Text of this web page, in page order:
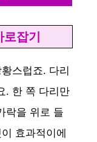
잡기
스럽죠. 다리
. 한 쪽 다리만
락을 위로 들
효과적이에